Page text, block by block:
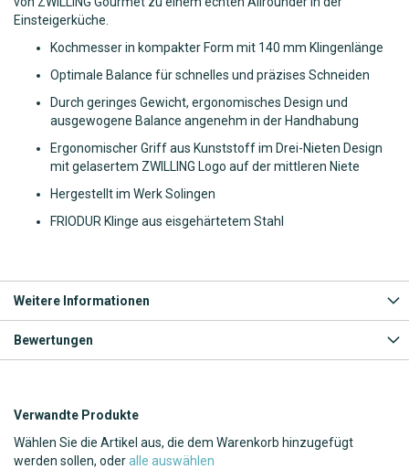
Einsteigerküche.
Kochmesser in kompakter Form mit 140 mm Klingenlänge
Optimale Balance für schnelles und präzises Schneiden
Durch geringes Gewicht, ergonomisches Design und
ausgewogene Balance angenehm in der Handhabung
Ergonomischer Griff aus Kunststoff im Drei-Nieten Design
mit gelasertem ZWILLING Logo auf der mittleren Niete
Hergestellt im Werk Solingen
FRIODUR Klinge aus eisgehärtetem Stahl
Weitere Informationen
Bewertungen
Verwandte Produkte
Wählen Sie die Artikel aus, die dem Warenkorb hinzugefügt
werden sollen, oderalle auswählen